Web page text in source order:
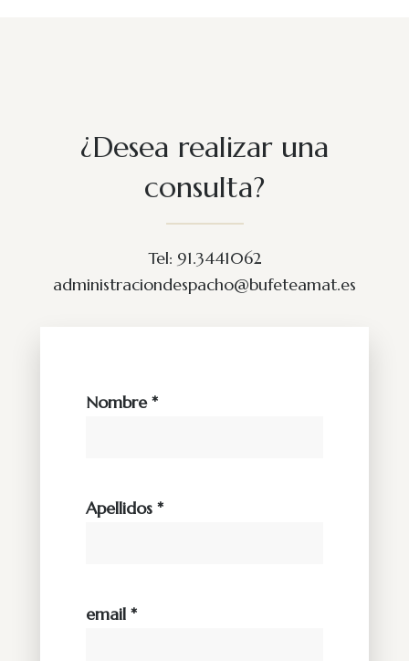
¿Desea realizar una
consulta?
Tel: 91.3441062
administraciondespacho@bufeteamat.es
Nombre *
Apellidos *
email *